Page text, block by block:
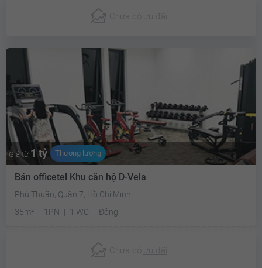
Chưa có ưu đãi
Giá từ 1 tỷ Thương lượng
Bán officetel Khu căn hộ D-Vela
Phú Thuận, Quận 7, Hồ Chí Minh
35m²
1PN 1 WC Đông
Chưa có ưu đãi